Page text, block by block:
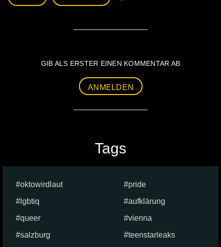
GIB ALS ERSTER EINEN KOMMENTAR AB
ANMELDEN
Tags
oktowirdlaut
pride
lgbtiq
aufklärung
queer
vienna
salzburg
teenstarleaks